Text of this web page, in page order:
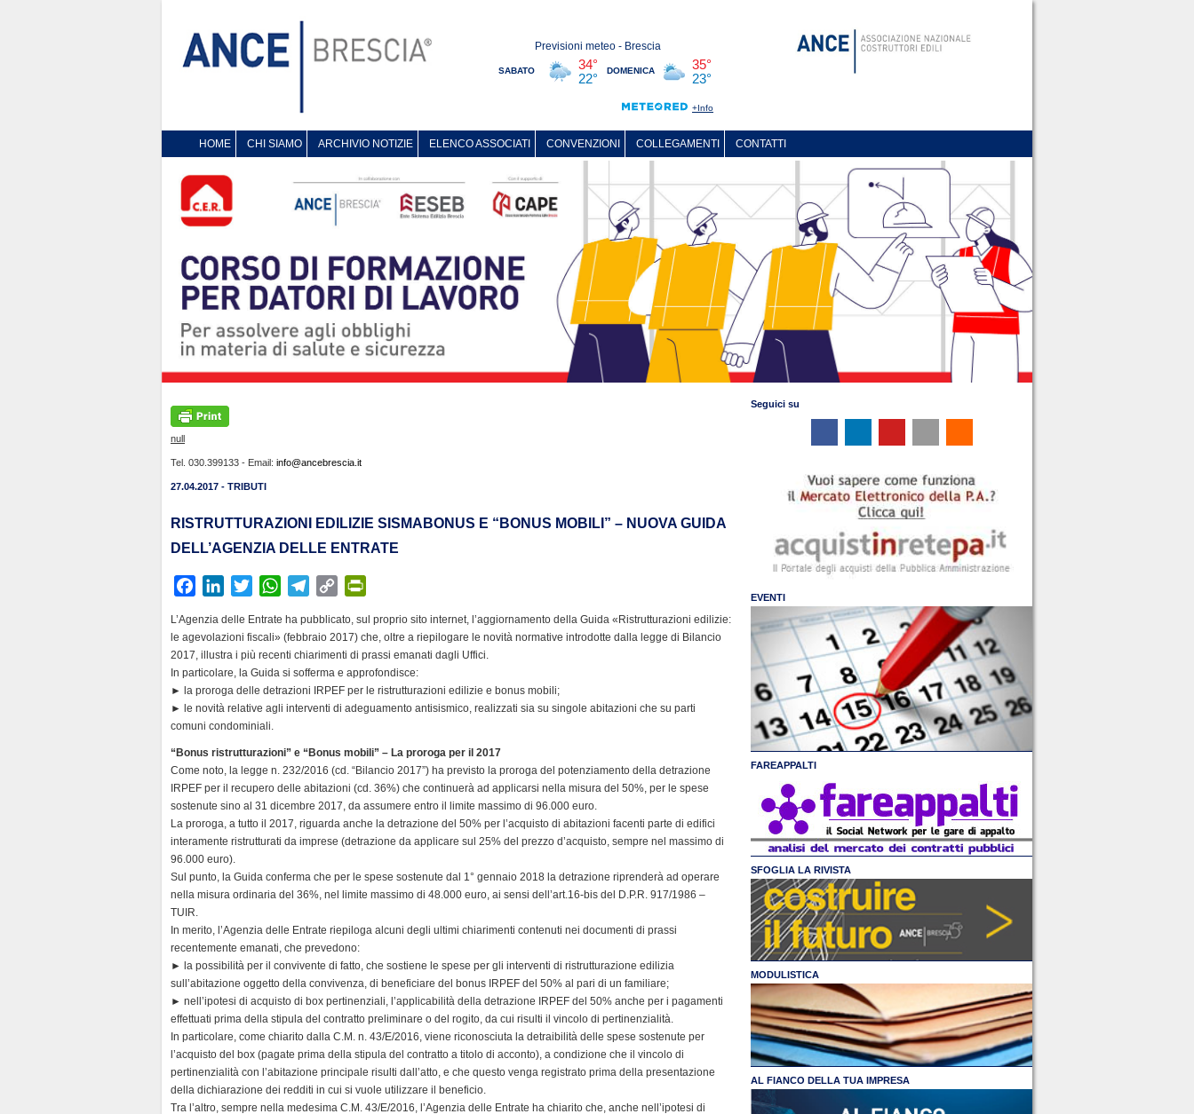
HOME CHI SIAMO ARCHIVIO NOTIZIE ELENCO ASSOCIATI CONVENZIONI COLLEGAMENTI CONTATTI
null
Tel. 030.399133 - Email: info@ancebrescia.it
27.04.2017 - TRIBUTI
RISTRUTTURAZIONI EDILIZIE SISMABONUS E “BONUS MOBILI” – NUOVA GUIDA
DELL’AGENZIA DELLE ENTRATE
c
e
b
o
o
k
n
k
e
d
I
n
i
t
t
e
r
W
a
t
s
A
p
l
e
g
r
a
C
p
y
L
i
n
i
n
t
F
r
e
n
l
y
L’Agenzia delle Entrate ha pubblicato, sul proprio sito internet, l’aggiornamento della Guida «Ristrutturazioni edilizie:
le agevolazioni fiscali» (febbraio 2017) che, oltre a riepilogare le novità normative introdotte dalla legge di Bilancio
2017, illustra i più recenti chiarimenti di prassi emanati dagli Uffici.
In particolare, la Guida si sofferma e approfondisce:
► la proroga delle detrazioni IRPEF per le ristrutturazioni edilizie e bonus mobili;
► le novità relative agli interventi di adeguamento antisismico, realizzati sia su singole abitazioni che su parti
comuni condominiali.
“Bonus ristrutturazioni” e “Bonus mobili” – La proroga per il 2017
Come noto, la legge n. 232/2016 (cd. “Bilancio 2017”) ha previsto la proroga del potenziamento della detrazione
IRPEF per il recupero delle abitazioni (cd. 36%) che continuerà ad applicarsi nella misura del 50%, per le spese
sostenute sino al 31 dicembre 2017, da assumere entro il limite massimo di 96.000 euro.
La proroga, a tutto il 2017, riguarda anche la detrazione del 50% per l’acquisto di abitazioni facenti parte di edifici
interamente ristrutturati da imprese (detrazione da applicare sul 25% del prezzo d’acquisto, sempre nel massimo di
96.000 euro).
Sul punto, la Guida conferma che per le spese sostenute dal 1° gennaio 2018 la detrazione riprenderà ad operare
nella misura ordinaria del 36%, nel limite massimo di 48.000 euro, ai sensi dell’art.16-bis del D.P.R. 917/1986 –
TUIR.
In merito, l’Agenzia delle Entrate riepiloga alcuni degli ultimi chiarimenti contenuti nei documenti di prassi
recentemente emanati, che prevedono:
► la possibilità per il convivente di fatto, che sostiene le spese per gli interventi di ristrutturazione edilizia
sull’abitazione oggetto della convivenza, di beneficiare del bonus IRPEF del 50% al pari di un familiare;
► nell’ipotesi di acquisto di box pertinenziali, l’applicabilità della detrazione IRPEF del 50% anche per i pagamenti
effettuati prima della stipula del contratto preliminare o del rogito, da cui risulti il vincolo di pertinenzialità.
In particolare, come chiarito dalla C.M. n. 43/E/2016, viene riconosciuta la detraibilità delle spese sostenute per
l’acquisto del box (pagate prima della stipula del contratto a titolo di acconto), a condizione che il vincolo di
pertinenzialità con l’abitazione principale risulti dall’atto, e che questo venga registrato prima della presentazione
della dichiarazione dei redditi in cui si vuole utilizzare il beneficio.
Tra l’altro, sempre nella medesima C.M. 43/E/2016, l’Agenzia delle Entrate ha chiarito che, anche nell’ipotesi di
Seguici su
EVENTI
FAREAPPALTI
SFOGLIA LA RIVISTA
MODULISTICA
AL FIANCO DELLA TUA IMPRESA